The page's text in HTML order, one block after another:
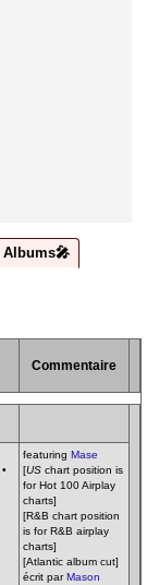
Albums🎤
Commentaire
•
featuring Mase
[US chart position is
for Hot 100 Airplay
charts]
[R&B chart position
is for R&B airplay
charts]
[Atlantic album cut]
écrit parMason